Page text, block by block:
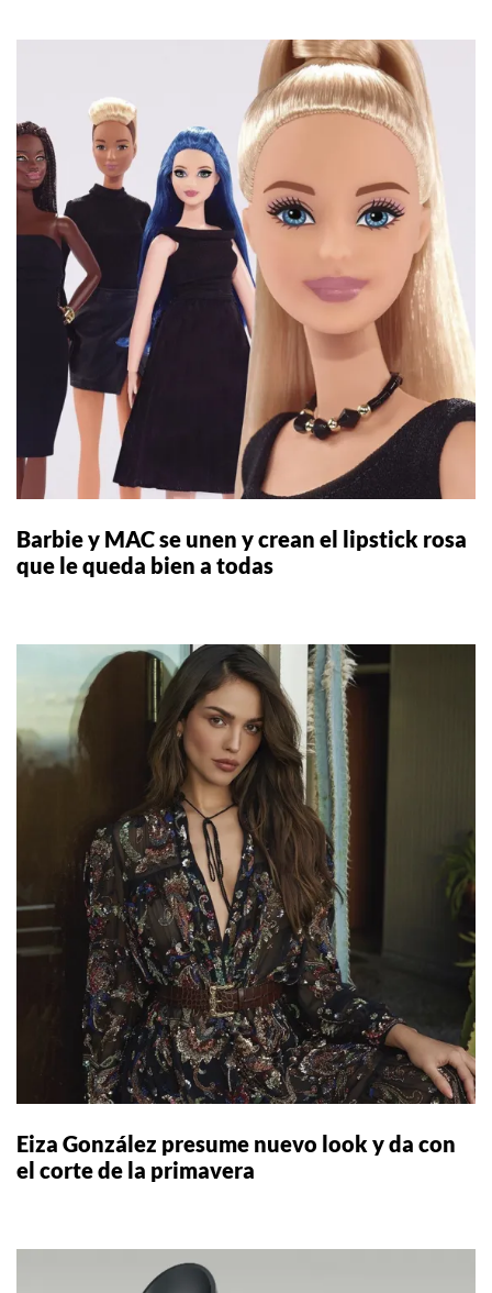
Barbie y MAC se unen y crean el lipstick rosa
que le queda bien a todas
Eiza González presume nuevo look y da con
el corte de la primavera